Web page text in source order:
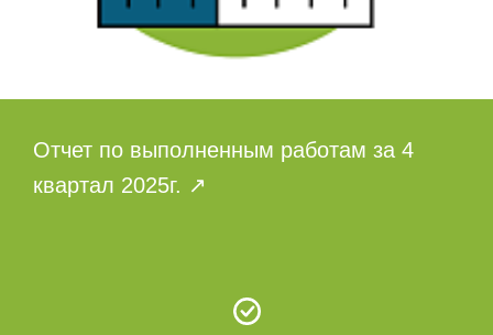
Отчет по выполненным работам за 4
квартал 2025г.